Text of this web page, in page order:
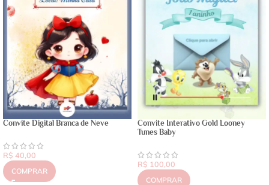
Convite Digital Branca de Neve
R$ 40,00
COMPRAR
Convite Interativo Gold Looney
Tunes Baby
R$ 100,00
COMPRAR